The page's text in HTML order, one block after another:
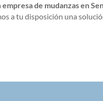
empresa de mudanzas en
a tu disposición una